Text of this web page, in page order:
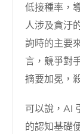
低接種率，
人涉及貪汙
詢時的主要
言，競爭對
摘要加冕，
可以說，AI
的認知基礎